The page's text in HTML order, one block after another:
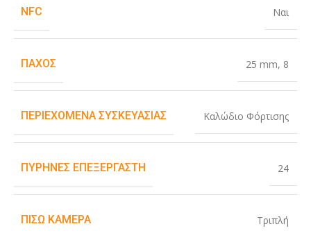
NFC Ναι
ΠΆΧΟΣ 25 mm, 8
ΠΕΡΙΕΧΌΜΕΝΑ ΣΥΣΚΕΥΑΣΊΑΣ Καλώδιο Φόρτισης
ΠΥΡΉΝΕΣ ΕΠΕΞΕΡΓΑΣΤΉ 24
ΠΊΣΩ ΚΆΜΕΡΑ Τριπλή